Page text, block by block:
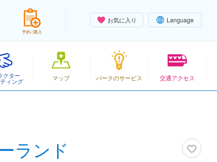
お気に入り Language
予約 / 購入
クター
ィング マップ パークのサービス 交通アクセス
ランド